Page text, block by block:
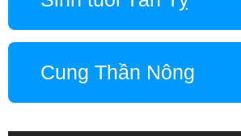
Cung Thần Nông